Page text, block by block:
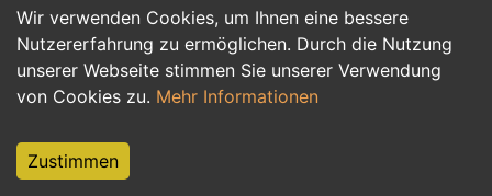
Wir verwenden Cookies, um Ihnen eine bessere
Nutzererfahrung zu ermöglichen. Durch die Nutzung
unserer Webseite stimmen Sie unserer Verwendung
von Cookies zu. Mehr Informationen
Zustimmen
Personalwesen Assistenz, Sekretariat
Hilfskräfte, Aushilfs- und Nebenjobs
Weiterbildung, Studium, duale Ausbildung